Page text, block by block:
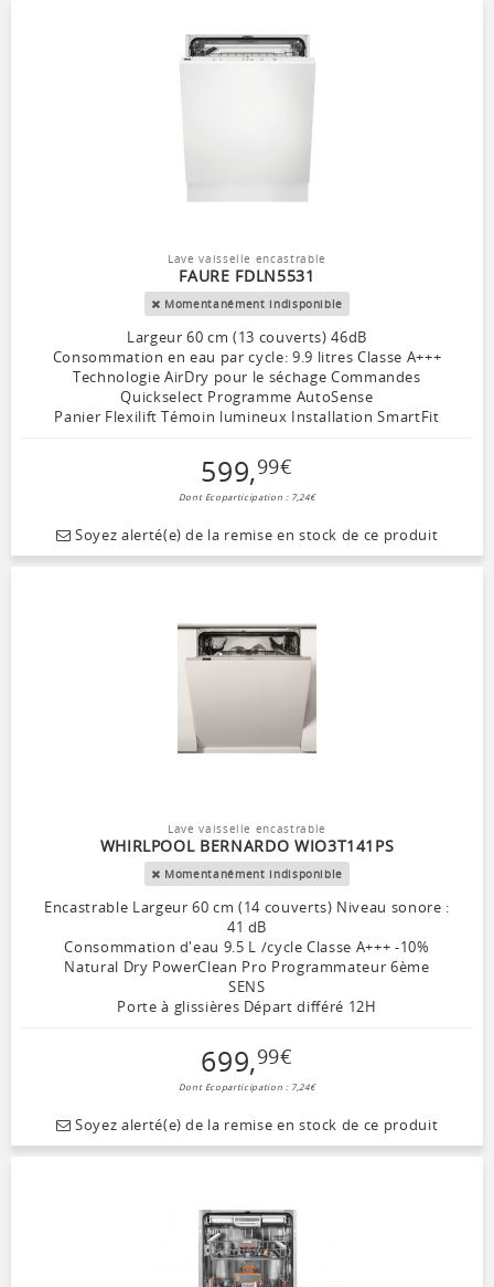
Lave vaisselle encastrable
FAURE FDLN5531
Momentanément indisponible
Largeur 60 cm (13 couverts) 46dB
Consommation en eau par cycle: 9.9 litres Classe A+++
Technologie AirDry pour le séchage Commandes
Quickselect Programme AutoSense
Panier Flexilift Témoin lumineux Installation SmartFit
599,99€
Dont Ecoparticipation : 7,24€
Soyez alerté(e) de la remise en stock de ce produit
Lave vaisselle encastrable
WHIRLPOOL BERNARDO WIO3T141PS
Momentanément indisponible
Encastrable Largeur 60 cm (14 couverts) Niveau sonore :
41 dB
Consommation d'eau 9.5 L /cycle Classe A+++ -10%
Natural Dry PowerClean Pro Programmateur 6ème
SENS
Porte à glissières Départ différé 12H
699,99€
Dont Ecoparticipation : 7,24€
Soyez alerté(e) de la remise en stock de ce produit